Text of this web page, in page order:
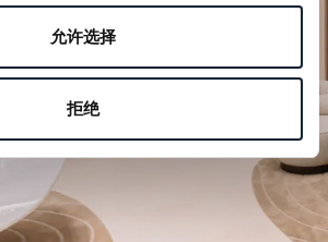
允许选择
拒绝
預約參觀